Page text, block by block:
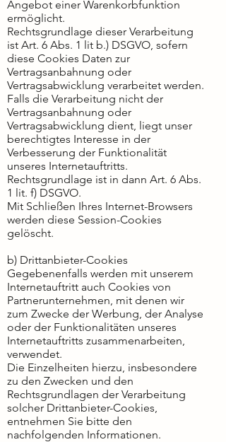
Angebot einer Warenkorbfunktion
ermöglicht.
Rechtsgrundlage dieser Verarbeitung
ist Art. 6 Abs. 1 lit b.) DSGVO, sofern
diese Cookies Daten zur
Vertragsanbahnung oder
Vertragsabwicklung verarbeitet werden.
Falls die Verarbeitung nicht der
Vertragsanbahnung oder
Vertragsabwicklung dient, liegt unser
berechtigtes Interesse in der
Verbesserung der Funktionalität
unseres Internetauftritts.
Rechtsgrundlage ist in dann Art. 6 Abs.
1 lit. f) DSGVO.
Mit Schließen Ihres Internet-Browsers
werden diese Session-Cookies
gelöscht.
b) Drittanbieter-Cookies
Gegebenenfalls werden mit unserem
Internetauftritt auch Cookies von
Partnerunternehmen, mit denen wir
zum Zwecke der Werbung, der Analyse
oder der Funktionalitäten unseres
Internetauftritts zusammenarbeiten,
verwendet.
Die Einzelheiten hierzu, insbesondere
zu den Zwecken und den
Rechtsgrundlagen der Verarbeitung
solcher Drittanbieter-Cookies,
entnehmen Sie bitte den
nachfolgenden Informationen.